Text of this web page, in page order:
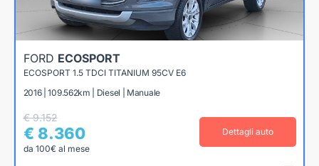
FORD ECOSPORT
ECOSPORT 1.5 TDCI TITANIUM 95CV E6
2016 | 109.562km | Diesel | Manuale
€ 9.152
€ 8.360
da 100€ al mese
Dettagli auto